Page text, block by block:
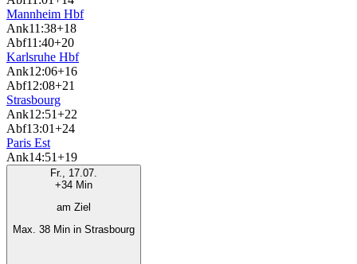
Mannheim Hbf
Ank11:38+18
Abf11:40+20
Karlsruhe Hbf
Ank12:06+16
Abf12:08+21
Strasbourg
Ank12:51+22
Abf13:01+24
Paris Est
Ank14:51+19
Fr., 17.07.
+34 Min
am Ziel
Max. 38 Min in Strasbourg